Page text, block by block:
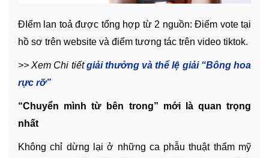
ĐIểm lan toả được tổng hợp từ 2 nguồn: Điểm vote tại
hồ sơ trên website và điểm tương tác trên video tiktok.
>> Xem Chi tiếtgiải thưởng và thể lệ giải “Bông hoa
rực rỡ”
“Chuyển mình từ bên trong” mới là quan trọng
nhất
Không chỉ dừng lại ở những ca phẫu thuật thẩm mỹ